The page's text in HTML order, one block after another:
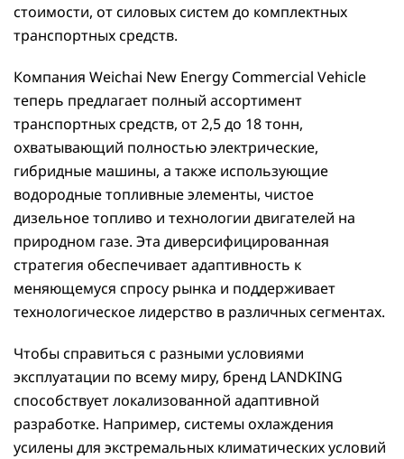
стоимости, от силовых систем до комплектных
транспортных средств.
Компания Weichai New Energy Commercial Vehicle
теперь предлагает полный ассортимент
транспортных средств, от 2,5 до 18 тонн,
охватывающий полностью электрические,
гибридные машины, а также использующие
водородные топливные элементы, чистое
дизельное топливо и технологии двигателей на
природном газе. Эта диверсифицированная
стратегия обеспечивает адаптивность к
меняющемуся спросу рынка и поддерживает
технологическое лидерство в различных сегментах.
Чтобы справиться с разными условиями
эксплуатации по всему миру, бренд LANDKING
способствует локализованной адаптивной
разработке. Например, системы охлаждения
усилены для экстремальных климатических условий